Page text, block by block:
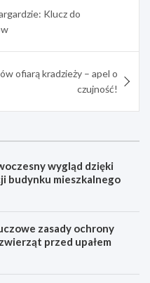
Klucz do
ofiarą kradzieży – apel o
czujność!
wygląd dzięki
budynku mieszkalnego
zasady ochrony
przed upałem